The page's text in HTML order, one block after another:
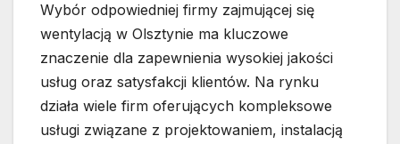
Wybór odpowiedniej firmy zajmującej się
wentylacją w Olsztynie ma kluczowe
znaczenie dla zapewnienia wysokiej jakości
usług oraz satysfakcji klientów. Na rynku
działa wiele firm oferujących kompleksowe
usługi związane z projektowaniem, instalacją